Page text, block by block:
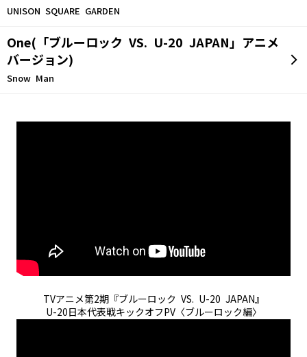
UNISON SQUARE GARDEN
One(「ブルーロック VS. U-20 JAPAN」アニメ
バージョン)
Snow Man
TVアニメ第2期『ブルーロック VS. U-20 JAPAN』
U-20日本代表戦キックオフPV〈ブルーロック編〉